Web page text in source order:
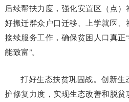
后续帮扶力度，强化安置区（点
好搬迁群众户口迁移、上学就医
接续服务工作，确保贫困人口真正
能致富”。
打好生态扶贫巩固战。创新
护修复力度，实现生态改善和脱